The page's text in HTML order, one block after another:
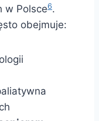
w Polsce6.
obejmuje: